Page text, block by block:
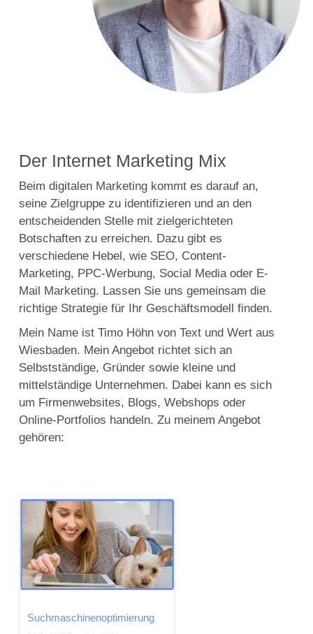
Der Internet Marketing Mix
Beim digitalen Marketing kommt es darauf an,
seine Zielgruppe zu identifizieren und an den
entscheidenden Stelle mit zielgerichteten
Botschaften zu erreichen. Dazu gibt es
verschiedene Hebel, wie SEO, Content-
Marketing, PPC-Werbung, Social Media oder E-
Mail Marketing. Lassen Sie uns gemeinsam die
richtige Strategie für Ihr Geschäftsmodell finden.
Mein Name ist Timo Höhn von Text und Wert aus
Wiesbaden. Mein Angebot richtet sich an
Selbstständige, Gründer sowie kleine und
mittelständige Unternehmen. Dabei kann es sich
um Firmenwebsites, Blogs, Webshops oder
Online-Portfolios handeln. Zu meinem Angebot
gehören:
Suchmaschinenoptimierung